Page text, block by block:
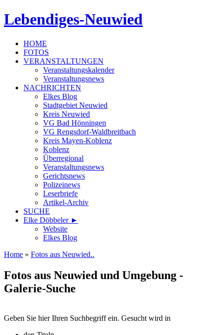
Lebendiges-Neuwied
HOME
FOTOS
VERANSTALTUNGEN
Veranstaltungskalender
Veranstaltungsnews
NACHRICHTEN
Elkes Blog
Stadtgebiet Neuwied
Kreis Neuwied
VG Bad Hönningen
VG Rengsdorf-Waldbreitbach
Kreis Mayen-Koblenz
Koblenz
Überregional
Veranstaltungsnews
Gerichtsnews
Polizeinews
Leserbriefe
Artikel-Archiv
SUCHE
Elke Döbbeler ►
Website
Elkes Blog
Home » Fotos aus Neuwied..
Fotos aus Neuwied und Umgebung -
Galerie-Suche
Geben Sie hier Ihren Suchbegriff ein. Gesucht wird in